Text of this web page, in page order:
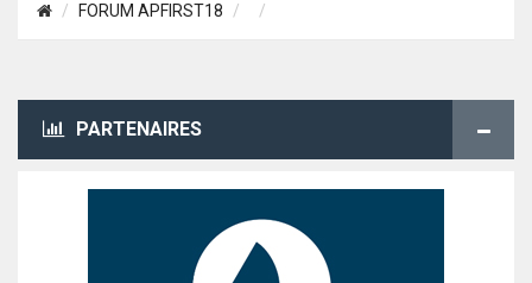
FORUM APFIRST18
PARTENAIRES